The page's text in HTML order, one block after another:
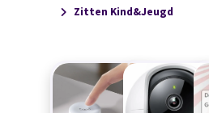
Zitten Kind&Jeugd